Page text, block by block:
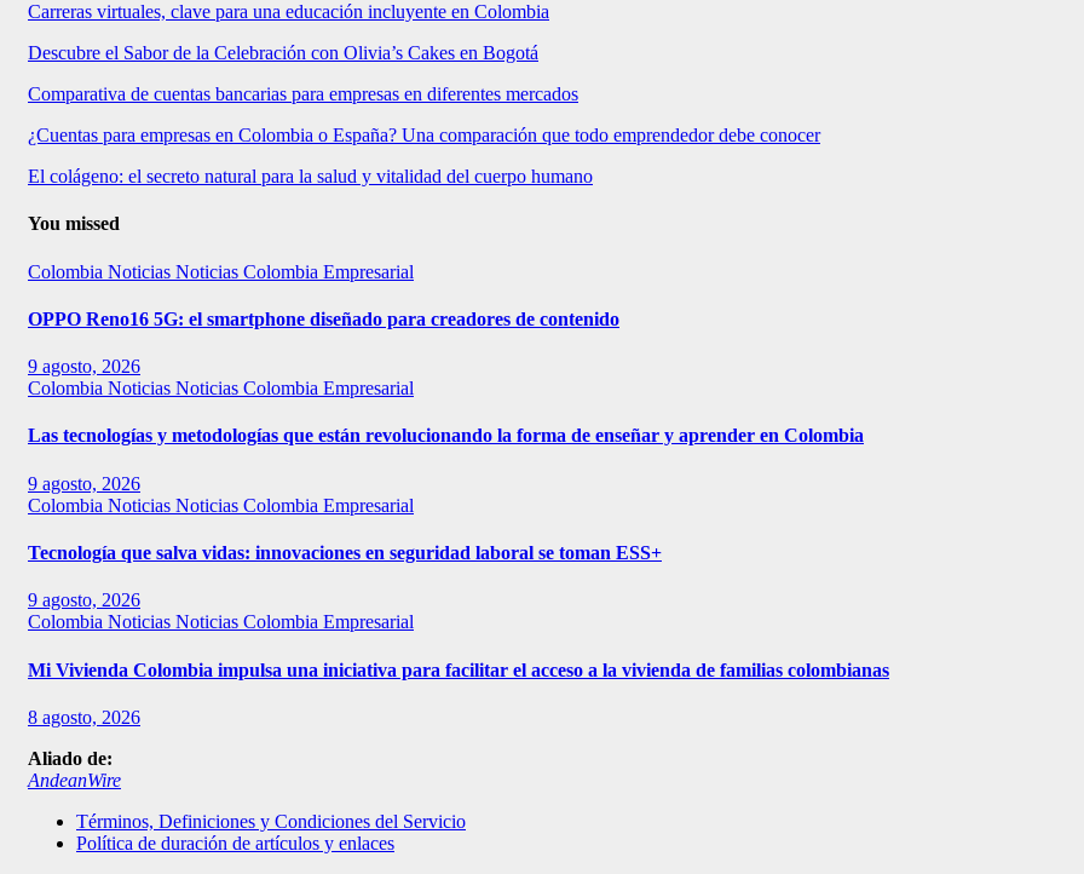
Carreras virtuales, clave para una educación incluyente en Colombia
Descubre el Sabor de la Celebración con Olivia’s Cakes en Bogotá
Comparativa de cuentas bancarias para empresas en diferentes mercados
¿Cuentas para empresas en Colombia o España? Una comparación que todo emprendedor debe conocer
El colágeno: el secreto natural para la salud y vitalidad del cuerpo humano
You missed
Colombia Noticias Noticias Colombia Empresarial
OPPO Reno16 5G: el smartphone diseñado para creadores de contenido
9 agosto, 2026
Colombia Noticias Noticias Colombia Empresarial
Las tecnologías y metodologías que están revolucionando la forma de enseñar y aprender en Colombia
9 agosto, 2026
Colombia Noticias Noticias Colombia Empresarial
Tecnología que salva vidas: innovaciones en seguridad laboral se toman ESS+
9 agosto, 2026
Colombia Noticias Noticias Colombia Empresarial
Mi Vivienda Colombia impulsa una iniciativa para facilitar el acceso a la vivienda de familias colombianas
8 agosto, 2026
Aliado de:
AndeanWire
Términos, Definiciones y Condiciones del Servicio
Política de duración de artículos y enlaces